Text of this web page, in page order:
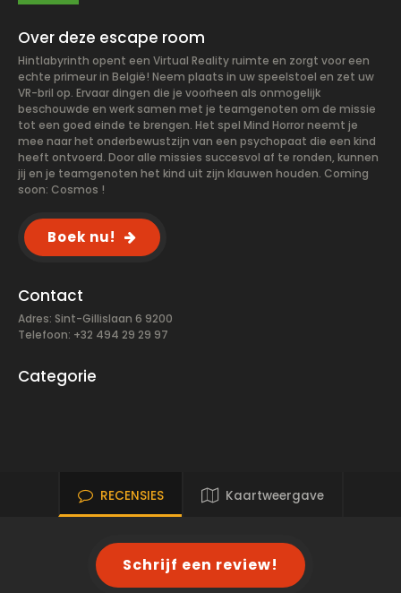
Over deze escape room
Hintlabyrinth opent een Virtual Reality ruimte en zorgt voor een
echte primeur in België! Neem plaats in uw speelstoel en zet uw
VR-bril op. Ervaar dingen die je voorheen als onmogelijk
beschouwde en werk samen met je teamgenoten om de missie
tot een goed einde te brengen. Het spel Mind Horror neemt je
mee naar het onderbewustzijn van een psychopaat die een kind
heeft ontvoerd. Door alle missies succesvol af te ronden, kunnen
jij en je teamgenoten het kind uit zijn klauwen houden. Coming
soon: Cosmos !
Boek nu!
Contact
Adres: Sint-Gillislaan 6 9200
Telefoon: +32 494 29 29 97
Categorie
RECENSIES Kaartweergave
Schrijf een review!